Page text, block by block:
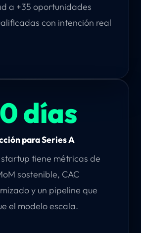
a +35 oportunidades
con intención real
días
para Series A
tiene métricas de
sostenible, CAC
y un pipeline que
el modelo escala.